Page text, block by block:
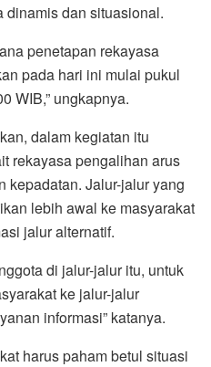
dinamis dan situasional.
penetapan rekayasa
pada hari ini mulai pukul
WIB,” ungkapnya.
dalam kegiatan itu
rekayasa pengalihan arus
kepadatan. Jalur-jalur yang
lebih awal ke masyarakat
jalur alternatif.
di jalur-jalur itu, untuk
ke jalur-jalur
informasi” katanya.
harus paham betul situasi